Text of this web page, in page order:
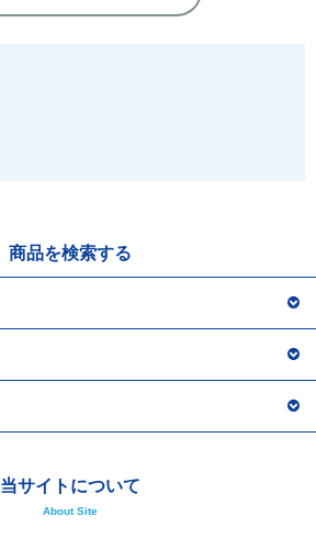
商品を検索する
当サイトについて
About Site